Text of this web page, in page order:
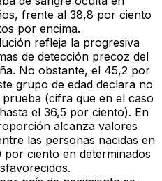
frente al 38,8 por ciento
por encima.
refleja la progresiva
de detección precoz del
No obstante, el 45,2 por
grupo de edad declara no
(cifra que en el caso
el 36,5 por ciento). En
alcanza valores
las personas nacidas en
ciento en determinados